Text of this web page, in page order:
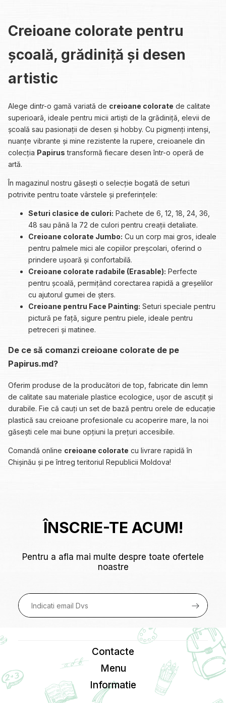
Creioane colorate pentru
școală, grădiniță și desen
artistic
Alege dintr-o gamă variată de creioane colorate de calitate
superioară, ideale pentru micii artiști de la grădiniță, elevii de
școală sau pasionații de desen și hobby. Cu pigmenți intenși,
nuanțe vibrante și mine rezistente la rupere, creioanele din
colecția Papirus transformă fiecare desen într-o operă de
artă.
În magazinul nostru găsești o selecție bogată de seturi
potrivite pentru toate vârstele și preferințele:
Seturi clasice de culori: Pachete de 6, 12, 18, 24, 36,
48 sau până la 72 de culori pentru creații detaliate.
Creioane colorate Jumbo: Cu un corp mai gros, ideale
pentru palmele mici ale copiilor preșcolari, oferind o
prindere ușoară și confortabilă.
Creioane colorate radabile (Erasable): Perfecte
pentru școală, permițând corectarea rapidă a greșelilor
cu ajutorul gumei de șters.
Creioane pentru Face Painting: Seturi speciale pentru
pictură pe față, sigure pentru piele, ideale pentru
petreceri și matinee.
De ce să comanzi creioane colorate de pe
Papirus.md?
Oferim produse de la producători de top, fabricate din lemn
de calitate sau materiale plastice ecologice, ușor de ascuțit și
durabile. Fie că cauți un set de bază pentru orele de educație
plastică sau creioane profesionale cu acoperire mare, la noi
găsești cele mai bune opțiuni la prețuri accesibile.
Comandă online creioane colorate cu livrare rapidă în
Chișinău și pe întreg teritoriul Republicii Moldova!
ÎNSCRIE-TE ACUM!
Pentru a afla mai multe despre toate ofertele
noastre
Contacte
Menu
Informatie